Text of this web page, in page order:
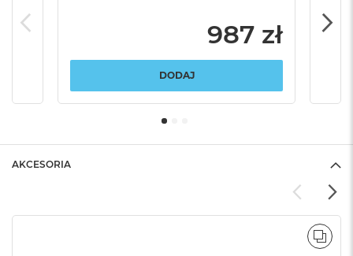
987 zł
DODAJ
AKCESORIA